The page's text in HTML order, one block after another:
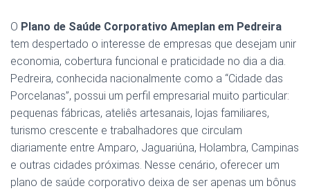
O Plano de Saúde Corporativo Ameplan em Pedreira
tem despertado o interesse de empresas que desejam unir
economia, cobertura funcional e praticidade no dia a dia.
Pedreira, conhecida nacionalmente como a “Cidade das
Porcelanas”, possui um perfil empresarial muito particular:
pequenas fábricas, ateliês artesanais, lojas familiares,
turismo crescente e trabalhadores que circulam
diariamente entre Amparo, Jaguariúna, Holambra, Campinas
e outras cidades próximas. Nesse cenário, oferecer um
plano de saúde corporativo deixa de ser apenas um bônus